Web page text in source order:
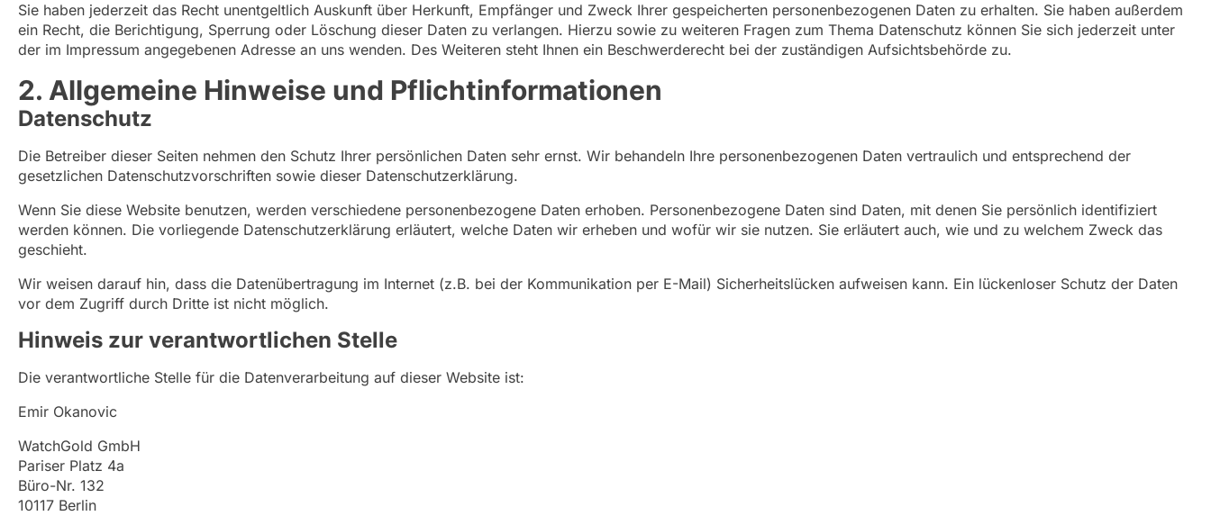
Sie haben jederzeit das Recht unentgeltlich Auskunft über Herkunft, Empfänger und Zweck Ihrer gespeicherten personenbezogenen Daten zu erhalten. Sie haben außerdem
ein Recht, die Berichtigung, Sperrung oder Löschung dieser Daten zu verlangen. Hierzu sowie zu weiteren Fragen zum Thema Datenschutz können Sie sich jederzeit unter
der im Impressum angegebenen Adresse an uns wenden. Des Weiteren steht Ihnen ein Beschwerderecht bei der zuständigen Aufsichtsbehörde zu.
2. Allgemeine Hinweise und Pflichtinformationen
Datenschutz
Die Betreiber dieser Seiten nehmen den Schutz Ihrer persönlichen Daten sehr ernst. Wir behandeln Ihre personenbezogenen Daten vertraulich und entsprechend der
gesetzlichen Datenschutzvorschriften sowie dieser Datenschutzerklärung.
Wenn Sie diese Website benutzen, werden verschiedene personenbezogene Daten erhoben. Personenbezogene Daten sind Daten, mit denen Sie persönlich identifiziert
werden können. Die vorliegende Datenschutzerklärung erläutert, welche Daten wir erheben und wofür wir sie nutzen. Sie erläutert auch, wie und zu welchem Zweck das
geschieht.
Wir weisen darauf hin, dass die Datenübertragung im Internet (z.B. bei der Kommunikation per E-Mail) Sicherheitslücken aufweisen kann. Ein lückenloser Schutz der Daten
vor dem Zugriff durch Dritte ist nicht möglich.
Hinweis zur verantwortlichen Stelle
Die verantwortliche Stelle für die Datenverarbeitung auf dieser Website ist:
Emir Okanovic
WatchGold GmbH
Pariser Platz 4a
Büro-Nr. 132
10117 Berlin